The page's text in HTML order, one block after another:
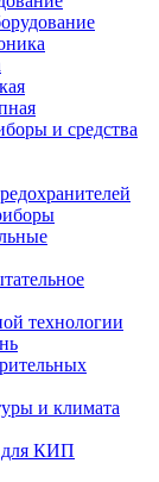
и средства
технологии
и климата
для КИП